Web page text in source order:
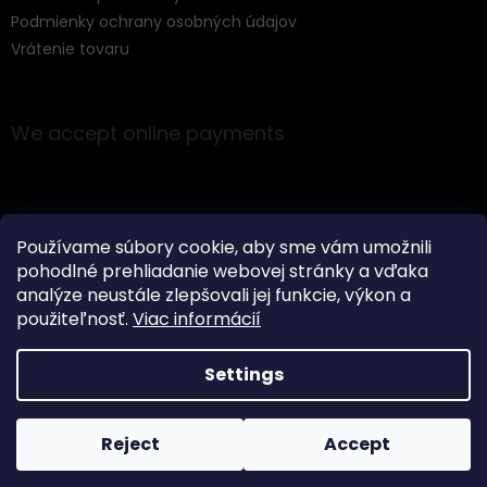
Používame súbory cookie, aby sme vám umožnili
pohodlné prehliadanie webovej stránky a vďaka
analýze neustále zlepšovali jej funkcie, výkon a
použiteľnosť. Viac informácií
Settings
Reject Accept
Podmienky ochrany osobných údajov
Vrátenie tovaru
We accept online payments
Instagram
Created by Shoptet
Copyright 2026 . All rights reserved.